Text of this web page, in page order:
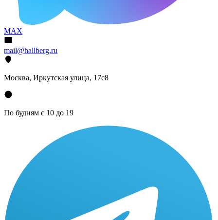
MAX
mail@hallberg.ru
Москва, Иркутская улица, 17с8
По будням с 10 до 19